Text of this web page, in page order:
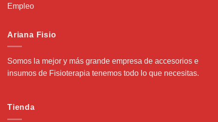
Empleo
Ariana Fisio
Somos la mejor y más grande empresa de accesorios e
insumos de Fisioterapia tenemos todo lo que necesitas.
Tienda